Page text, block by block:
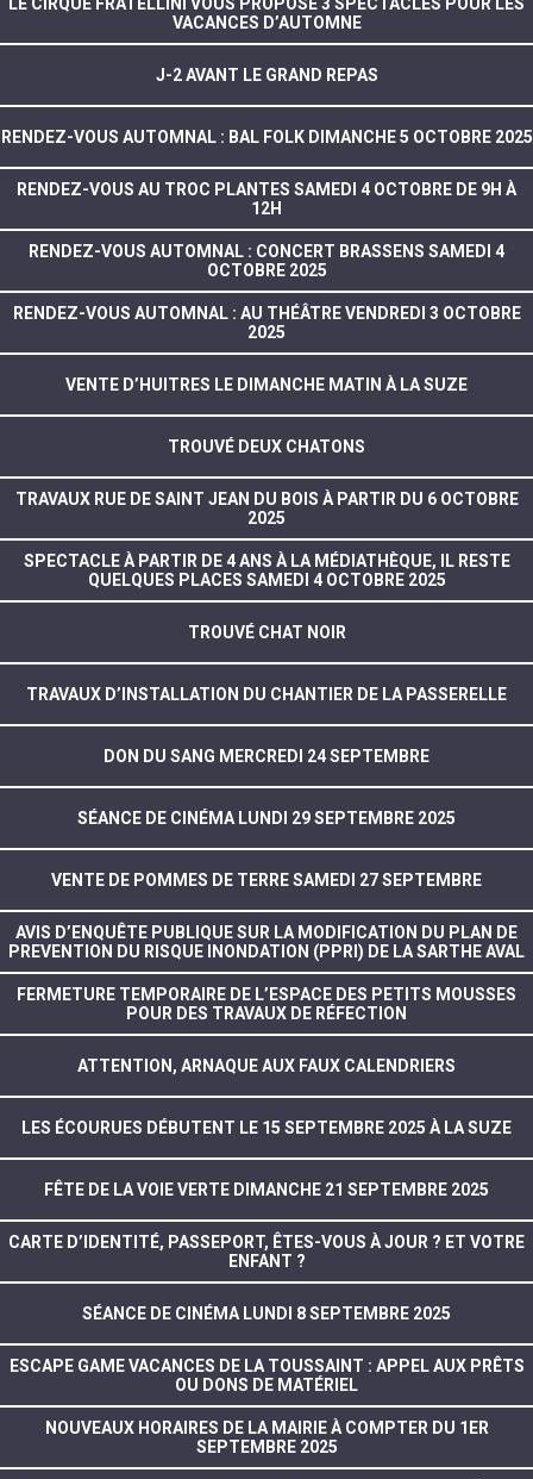
LE CIRQUE FRATELLINI VOUS PROPOSE 3 SPECTACLES POUR LES
VACANCES D’AUTOMNE
J-2 AVANT LE GRAND REPAS
RENDEZ-VOUS AUTOMNAL : BAL FOLK DIMANCHE 5 OCTOBRE 2025
RENDEZ-VOUS AU TROC PLANTES SAMEDI 4 OCTOBRE DE 9H À
12H
RENDEZ-VOUS AUTOMNAL : CONCERT BRASSENS SAMEDI 4
OCTOBRE 2025
RENDEZ-VOUS AUTOMNAL : AU THÉÂTRE VENDREDI 3 OCTOBRE
2025
VENTE D’HUITRES LE DIMANCHE MATIN À LA SUZE
TROUVÉ DEUX CHATONS
TRAVAUX RUE DE SAINT JEAN DU BOIS À PARTIR DU 6 OCTOBRE
2025
SPECTACLE À PARTIR DE 4 ANS À LA MÉDIATHÈQUE, IL RESTE
QUELQUES PLACES SAMEDI 4 OCTOBRE 2025
TROUVÉ CHAT NOIR
TRAVAUX D’INSTALLATION DU CHANTIER DE LA PASSERELLE
DON DU SANG MERCREDI 24 SEPTEMBRE
SÉANCE DE CINÉMA LUNDI 29 SEPTEMBRE 2025
VENTE DE POMMES DE TERRE SAMEDI 27 SEPTEMBRE
AVIS D’ENQUÊTE PUBLIQUE SUR LA MODIFICATION DU PLAN DE
PREVENTION DU RISQUE INONDATION (PPRI) DE LA SARTHE AVAL
FERMETURE TEMPORAIRE DE L’ESPACE DES PETITS MOUSSES
POUR DES TRAVAUX DE RÉFECTION
ATTENTION, ARNAQUE AUX FAUX CALENDRIERS
LES ÉCOURUES DÉBUTENT LE 15 SEPTEMBRE 2025 À LA SUZE
FÊTE DE LA VOIE VERTE DIMANCHE 21 SEPTEMBRE 2025
CARTE D’IDENTITÉ, PASSEPORT, ÊTES-VOUS À JOUR ? ET VOTRE
ENFANT ?
SÉANCE DE CINÉMA LUNDI 8 SEPTEMBRE 2025
ESCAPE GAME VACANCES DE LA TOUSSAINT : APPEL AUX PRÊTS
OU DONS DE MATÉRIEL
NOUVEAUX HORAIRES DE LA MAIRIE À COMPTER DU 1ER
SEPTEMBRE 2025